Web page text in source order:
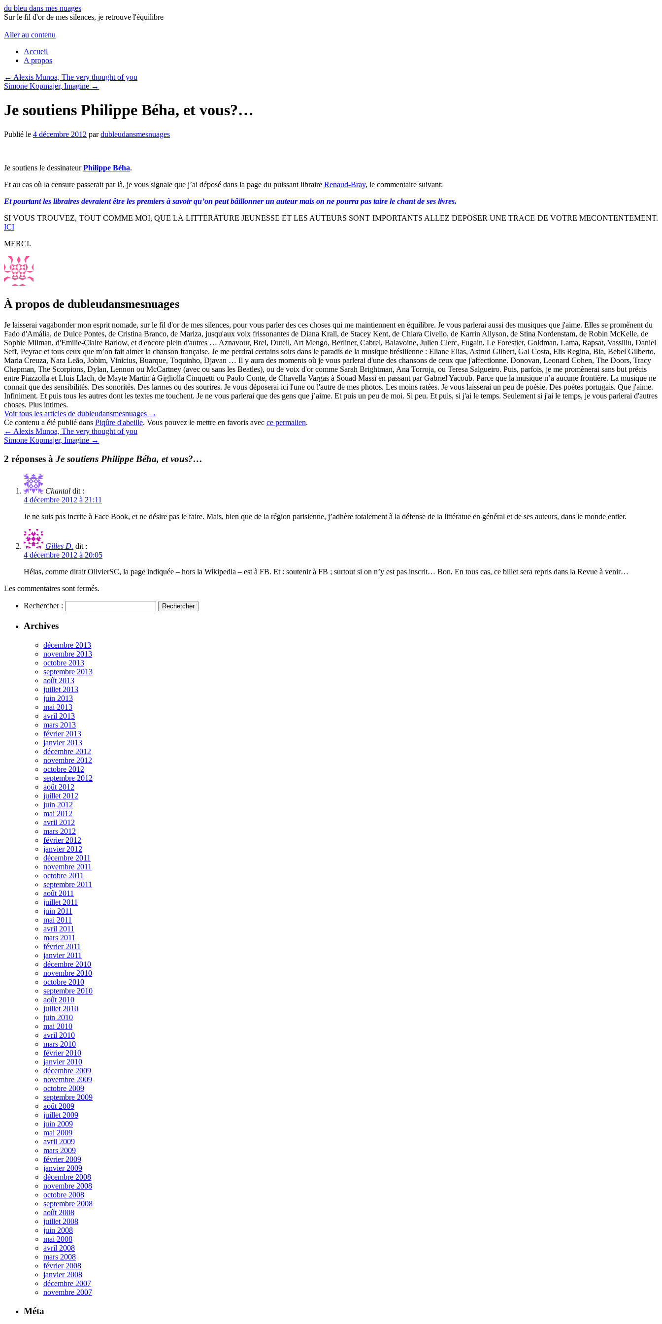
du bleu dans mes nuages
Sur le fil d'or de mes silences, je retrouve l'équilibre
Aller au contenu
Accueil
A propos
← Alexis Munoa, The very thought of you
Simone Kopmajer, Imagine →
Je soutiens Philippe Béha, et vous?…
Publié le 4 décembre 2012 par dubleudansmesnuages
Je soutiens le dessinateurPhilippe Béha.
Et au cas où la censure passerait par là, je vous signale que j’ai déposé dans la page du puissant libraire Renaud-Bray, le commentaire suivant:
Et pourtant les libraires devraient être les premiers à savoir qu’on peut bâillonner un auteur mais on ne pourra pas taire le chant de ses livres.
SI VOUS TROUVEZ, TOUT COMME MOI, QUE LA LITTERATURE JEUNESSE ET LES AUTEURS SONT IMPORTANTS ALLEZ DEPOSER UNE TRACE DE VOTRE MECONTENTEMENT.
ICI
MERCI.
À propos de dubleudansmesnuages
Je laisserai vagabonder mon esprit nomade, sur le fil d'or de mes silences, pour vous parler des ces choses qui me maintiennent en équilibre. Je vous parlerai aussi des musiques que j'aime. Elles se promènent du
Fado d'Amália, de Dulce Pontes, de Cristina Branco, de Mariza, jusqu'aux voix frissonantes de Diana Krall, de Stacey Kent, de Chiara Civello, de Karrin Allyson, de Stina Nordenstam, de Robin McKelle, de
Sophie Milman, d'Emilie-Claire Barlow, et d'encore plein d'autres … Aznavour, Brel, Duteil, Art Mengo, Berliner, Cabrel, Balavoine, Julien Clerc, Fugain, Le Forestier, Goldman, Lama, Rapsat, Vassiliu, Daniel
Seff, Peyrac et tous ceux que m’on fait aimer la chanson française. Je me perdrai certains soirs dans le paradis de la musique brésilienne : Eliane Elias, Astrud Gilbert, Gal Costa, Elis Regina, Bia, Bebel Gilberto,
Maria Creuza, Nara Leão, Jobim, Vinicius, Buarque, Toquinho, Djavan … Il y aura des moments où je vous parlerai d'une des chansons de ceux que j'affectionne. Donovan, Leonard Cohen, The Doors, Tracy
Chapman, The Scorpions, Dylan, Lennon ou McCartney (avec ou sans les Beatles), ou de voix d'or comme Sarah Brightman, Ana Torroja, ou Teresa Salgueiro. Puis, parfois, je me promènerai sans but précis
entre Piazzolla et Lluis Llach, de Mayte Martin à Gigliolla Cinquetti ou Paolo Conte, de Chavella Vargas à Souad Massi en passant par Gabriel Yacoub. Parce que la musique n’a aucune frontière. La musique ne
connait que des sensibilités. Des sonorités. Des larmes ou des sourires. Je vous déposerai ici l'une ou l'autre de mes photos. Les moins ratées. Je vous laisserai un peu de poésie. Des poètes portugais. Que j'aime.
Infiniment. Et puis tous les autres dont les textes me touchent. Je ne vous parlerai que des gens que j’aime. Et puis un peu de moi. Si peu. Et puis, si j'ai le temps. Seulement si j'ai le temps, je vous parlerai d'autres
choses. Plus intimes.
Voir tous les articles de dubleudansmesnuages →
Ce contenu a été publié dans Piqûre d'abeille. Vous pouvez le mettre en favoris avec ce permalien.
← Alexis Munoa, The very thought of you
Simone Kopmajer, Imagine →
2 réponses à Je soutiens Philippe Béha, et vous?…
Chantal dit :
4 décembre 2012 à 21:11
Je ne suis pas incrite à Face Book, et ne désire pas le faire. Mais, bien que de la région parisienne, j’adhère totalement à la défense de la littératue en général et de ses auteurs, dans le monde entier.
Gilles D. dit :
4 décembre 2012 à 20:05
Hélas, comme dirait OlivierSC, la page indiquée – hors la Wikipedia – est à FB. Et : soutenir à FB ; surtout si on n’y est pas inscrit… Bon, En tous cas, ce billet sera repris dans la Revue à venir…
Les commentaires sont fermés.
Rechercher :
Archives
décembre 2013
novembre 2013
octobre 2013
septembre 2013
août 2013
juillet 2013
juin 2013
mai 2013
avril 2013
mars 2013
février 2013
janvier 2013
décembre 2012
novembre 2012
octobre 2012
septembre 2012
août 2012
juillet 2012
juin 2012
mai 2012
avril 2012
mars 2012
février 2012
janvier 2012
décembre 2011
novembre 2011
octobre 2011
septembre 2011
août 2011
juillet 2011
juin 2011
mai 2011
avril 2011
mars 2011
février 2011
janvier 2011
décembre 2010
novembre 2010
octobre 2010
septembre 2010
août 2010
juillet 2010
juin 2010
mai 2010
avril 2010
mars 2010
février 2010
janvier 2010
décembre 2009
novembre 2009
octobre 2009
septembre 2009
août 2009
juillet 2009
juin 2009
mai 2009
avril 2009
mars 2009
février 2009
janvier 2009
décembre 2008
novembre 2008
octobre 2008
septembre 2008
août 2008
juillet 2008
juin 2008
mai 2008
avril 2008
mars 2008
février 2008
janvier 2008
décembre 2007
novembre 2007
Méta